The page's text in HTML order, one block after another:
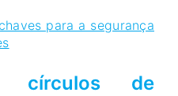
para a segurança
círculos de